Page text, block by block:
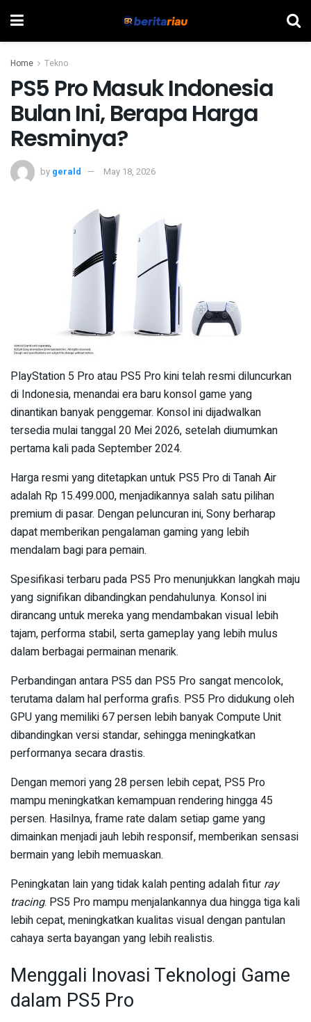
Home Tekno
PS5 Pro Masuk Indonesia
Bulan Ini, Berapa Harga
Resminya?
by gerald May 18, 2026
PlayStation 5 Pro atau PS5 Pro kini telah resmi diluncurkan
di Indonesia, menandai era baru konsol game yang
dinantikan banyak penggemar. Konsol ini dijadwalkan
tersedia mulai tanggal 20 Mei 2026, setelah diumumkan
pertama kali pada September 2024.
Harga resmi yang ditetapkan untuk PS5 Pro di Tanah Air
adalah Rp 15.499.000, menjadikannya salah satu pilihan
premium di pasar. Dengan peluncuran ini, Sony berharap
dapat memberikan pengalaman gaming yang lebih
mendalam bagi para pemain.
Spesifikasi terbaru pada PS5 Pro menunjukkan langkah maju
yang signifikan dibandingkan pendahulunya. Konsol ini
dirancang untuk mereka yang mendambakan visual lebih
tajam, performa stabil, serta gameplay yang lebih mulus
dalam berbagai permainan menarik.
Perbandingan antara PS5 dan PS5 Pro sangat mencolok,
terutama dalam hal performa grafis. PS5 Pro didukung oleh
GPU yang memiliki 67 persen lebih banyak Compute Unit
dibandingkan versi standar, sehingga meningkatkan
performanya secara drastis.
Dengan memori yang 28 persen lebih cepat, PS5 Pro
mampu meningkatkan kemampuan rendering hingga 45
persen. Hasilnya, frame rate dalam setiap game yang
dimainkan menjadi jauh lebih responsif, memberikan sensasi
bermain yang lebih memuaskan.
Peningkatan lain yang tidak kalah penting adalah fitur ray
tracing. PS5 Pro mampu menjalankannya dua hingga tiga kali
lebih cepat, meningkatkan kualitas visual dengan pantulan
cahaya serta bayangan yang lebih realistis.
Menggali Inovasi Teknologi Game
dalam PS5 Pro